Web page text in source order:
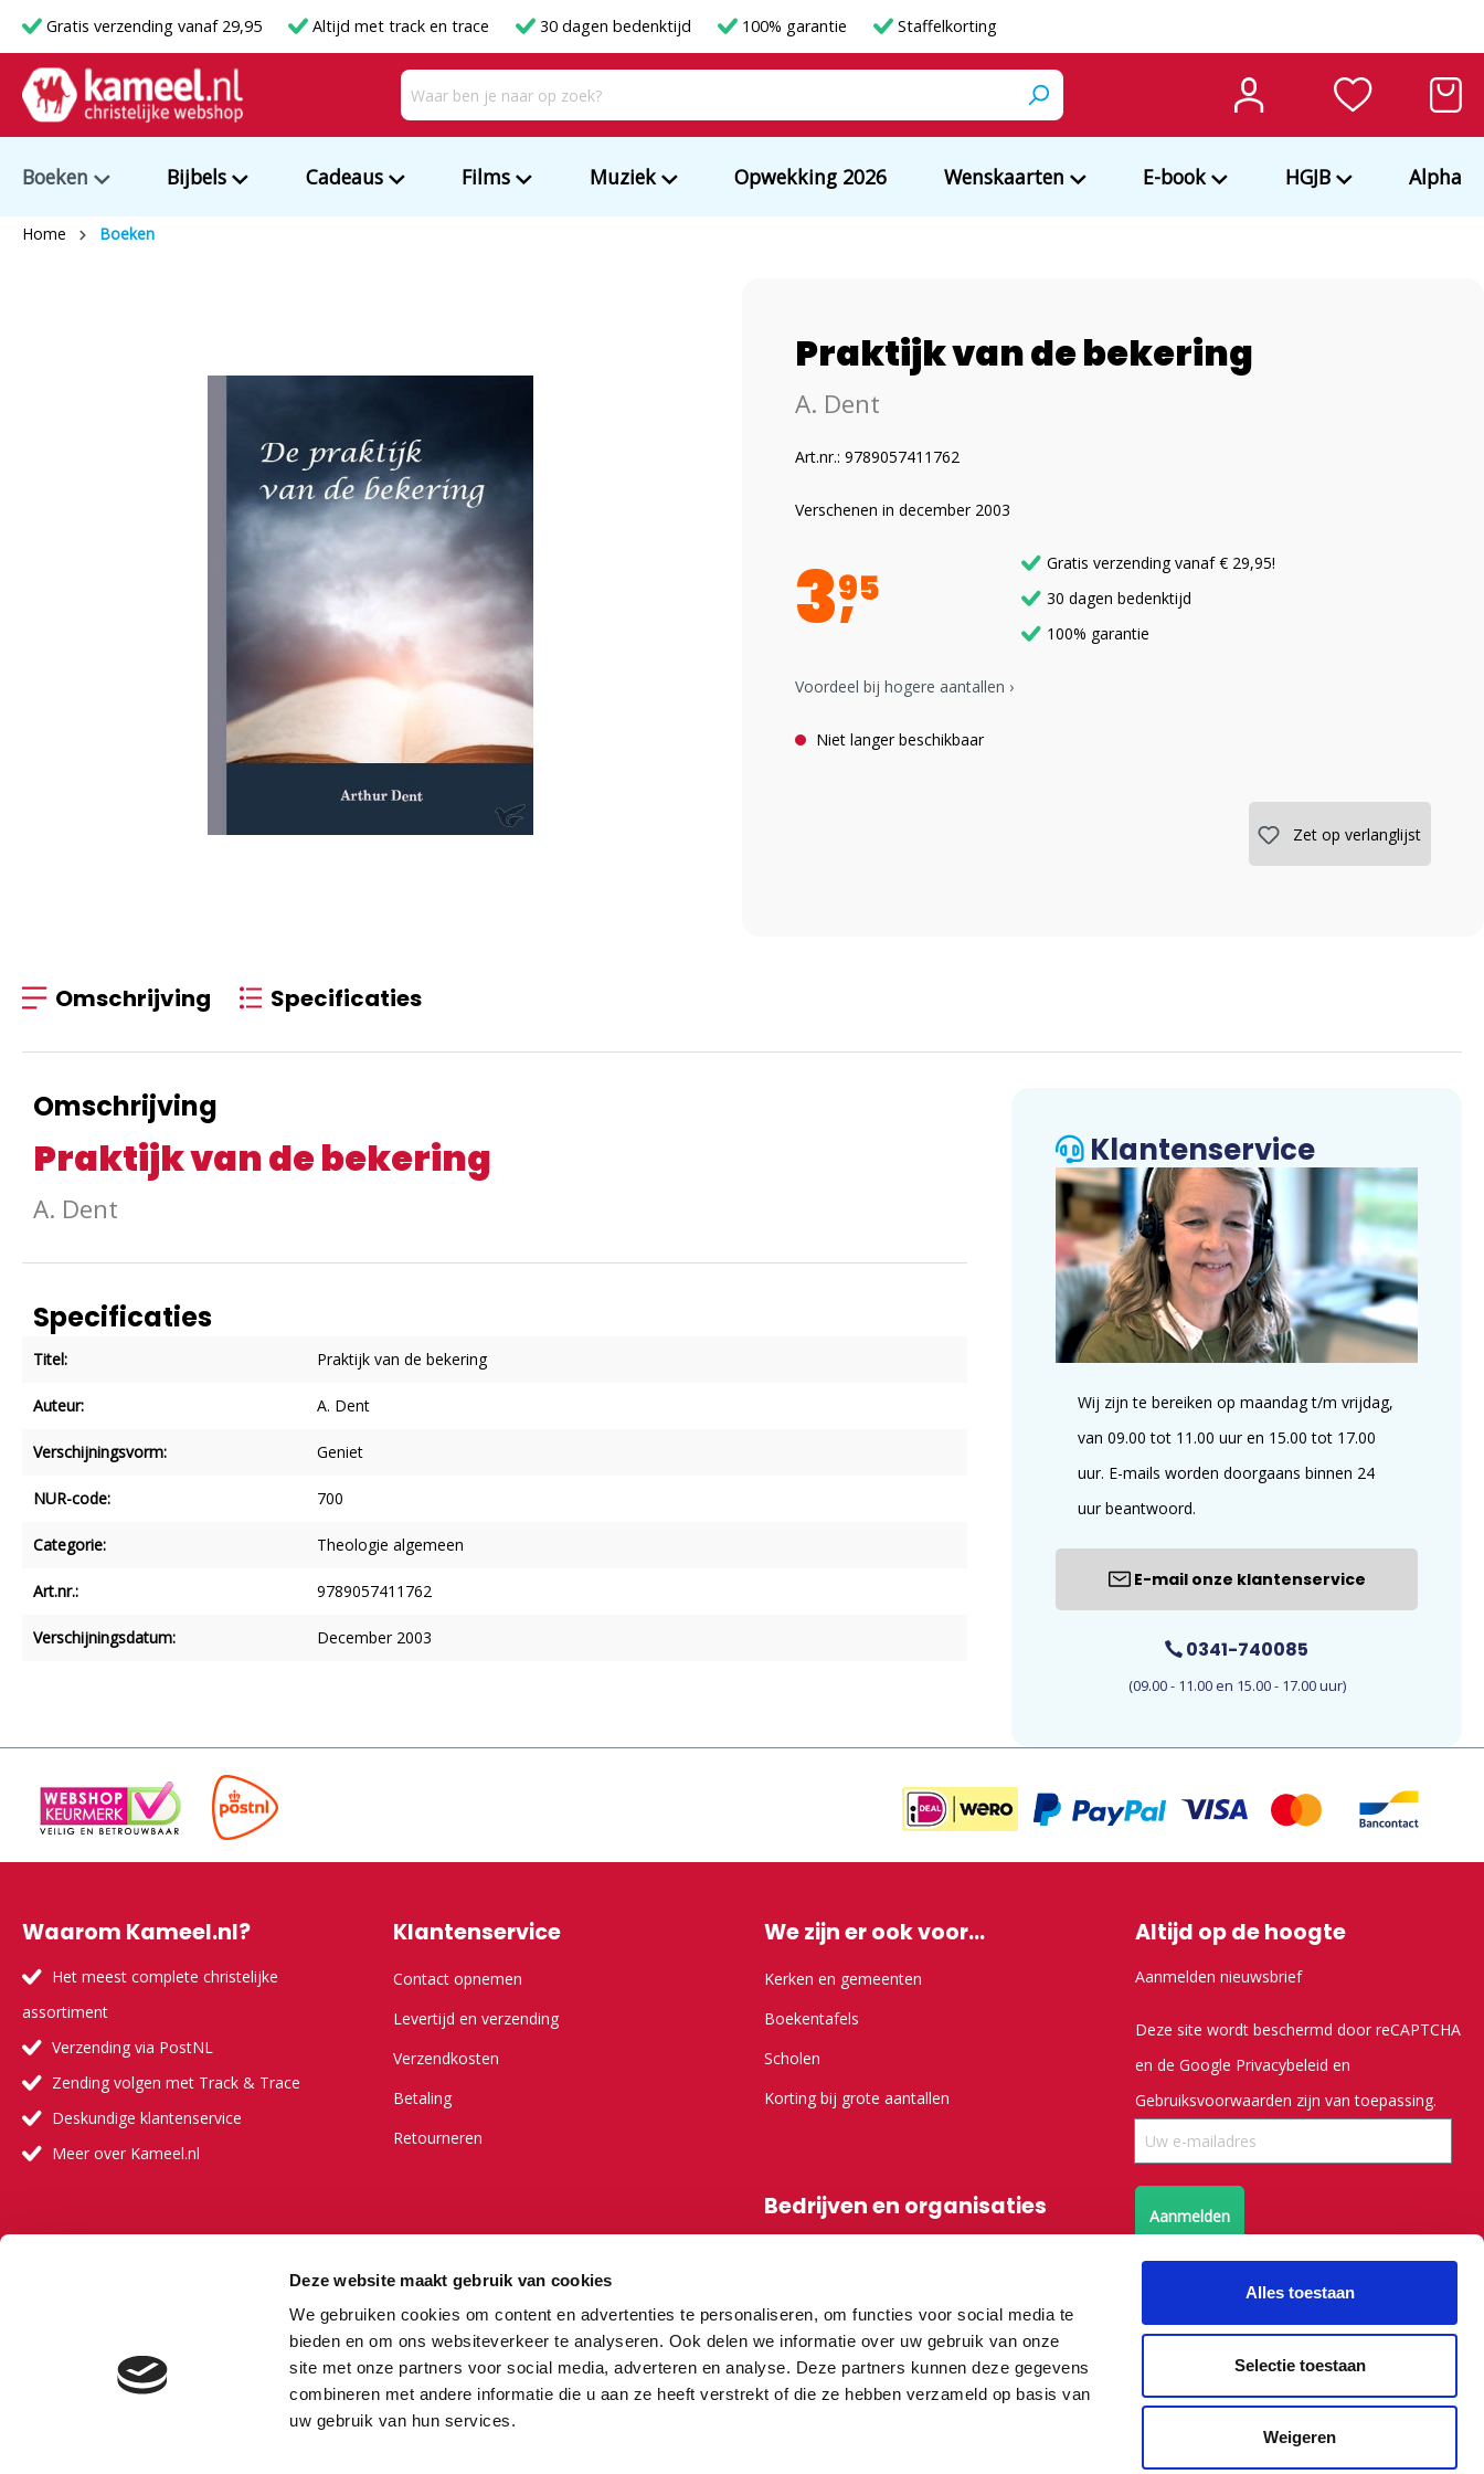
Deze website maakt gebruik van cookies
We gebruiken cookies om content en advertenties te personaliseren, om functies voor social media te
bieden en om ons websiteverkeer te analyseren. Ook delen we informatie over uw gebruik van onze
site met onze partners voor social media, adverteren en analyse. Deze partners kunnen deze gegevens
combineren met andere informatie die u aan ze heeft verstrekt of die ze hebben verzameld op basis van
uw gebruik van hun services.
Alles toestaan
Selectie toestaan
Weigeren
Gratis verzending vanaf 29,95 Altijd met track en trace 30 dagen bedenktijd 100% garantie Staffelkorting
Boeken Bijbels Cadeaus Films Muziek Opwekking 2026 Wenskaarten E-book HGJB Alpha
Home Boeken
Praktijk van de bekering
A. Dent
Art.nr.: 9789057411762
Verschenen in december 2003
395
Gratis verzending vanaf € 29,95!
30 dagen bedenktijd
100% garantie
Voordeel bij hogere aantallen ›
Niet langer beschikbaar
Zet op verlanglijst
Omschrijving Specificaties
Omschrijving
Praktijk van de bekering
A. Dent
Specificaties
Titel: Praktijk van de bekering
Auteur: A. Dent
Verschijningsvorm: Geniet
NUR-code: 700
Categorie: Theologie algemeen
Art.nr.: 9789057411762
Verschijningsdatum: December 2003
Klantenservice
Wij zijn te bereiken op maandag t/m vrijdag,
van 09.00 tot 11.00 uur en 15.00 tot 17.00
uur. E-mails worden doorgaans binnen 24
uur beantwoord.
E-mail onze klantenservice
0341-740085
(09.00 - 11.00 en 15.00 - 17.00 uur)
Waarom Kameel.nl?
Het meest complete christelijke
assortiment
Verzending via PostNL
Zending volgen met Track & Trace
Deskundige klantenservice
Meer over Kameel.nl
Klantenservice
Contact opnemen
Levertijd en verzending
Verzendkosten
Betaling
Retourneren
Onze visie
Onze partners
Veelgestelde vragen
Vacature
We zijn er ook voor...
Kerken en gemeenten
Boekentafels
Scholen
Korting bij grote aantallen
Bedrijven en organisaties
Altijd op de hoogte
Aanmelden nieuwsbrief
Deze site wordt beschermd door reCAPTCHA
en de Google Privacybeleid en
Gebruiksvoorwaarden zijn van toepassing.
Aanmelden
Volg ons op X
Volg ons op facebook